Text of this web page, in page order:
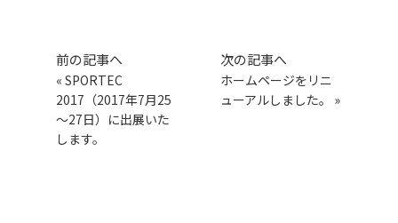
前の記事へ
«SPORTEC
2017（2017年7月25
～27日）に出展いた
します。
次の記事へ
ホームページをリニ
ューアルしました。
»